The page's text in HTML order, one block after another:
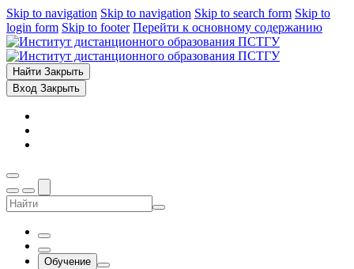
Skip to navigation Skip to navigation Skip to search form Skip to
login form Skip to footer Перейти к основному содержанию
Найти Закрыть
Вход Закрыть
Обучение